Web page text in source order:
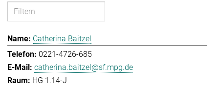
Catherina Baitzel
0221-4726-685
catherina.baitzel@sf.mpg.de
HG 1.14-J